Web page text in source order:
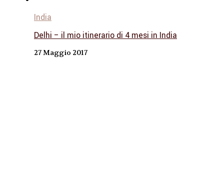
India
Delhi – il mio itinerario di 4 mesi in India
27 Maggio 2017